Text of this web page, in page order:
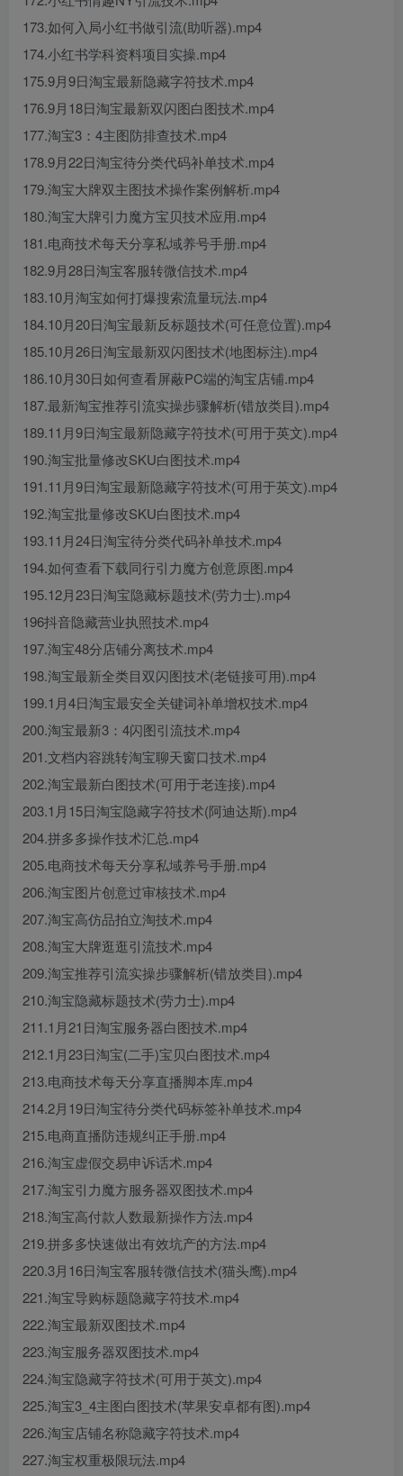
173.如何入局小红书做引流(助听器).mp4
174.小红书学科资料项目实操.mp4
175.9月9日淘宝最新隐藏字符技术.mp4
176.9月18日淘宝最新双闪图白图技术.mp4
177.淘宝3：4主图防排查技术.mp4
178.9月22日淘宝待分类代码补单技术.mp4
179.淘宝大牌双主图技术操作案例解析.mp4
180.淘宝大牌引力魔方宝贝技术应用.mp4
181.电商技术每天分享私域养号手册.mp4
182.9月28日淘宝客服转微信技术.mp4
183.10月淘宝如何打爆搜索流量玩法.mp4
184.10月20日淘宝最新反标题技术(可任意位置).mp4
185.10月26日淘宝最新双闪图技术(地图标注).mp4
186.10月30日如何查看屏蔽PC端的淘宝店铺.mp4
187.最新淘宝推荐引流实操步骤解析(错放类目).mp4
189.11月9日淘宝最新隐藏字符技术(可用于英文).mp4
190.淘宝批量修改SKU白图技术.mp4
191.11月9日淘宝最新隐藏字符技术(可用于英文).mp4
192.淘宝批量修改SKU白图技术.mp4
193.11月24日淘宝待分类代码补单技术.mp4
194.如何查看下载同行引力魔方创意原图.mp4
195.12月23日淘宝隐藏标题技术(劳力士).mp4
196抖音隐藏营业执照技术.mp4
197.淘宝48分店铺分离技术.mp4
198.淘宝最新全类目双闪图技术(老链接可用).mp4
199.1月4日淘宝最安全关键词补单增权技术.mp4
200.淘宝最新3：4闪图引流技术.mp4
201.文档内容跳转淘宝聊天窗口技术.mp4
202.淘宝最新白图技术(可用于老连接).mp4
203.1月15日淘宝隐藏字符技术(阿迪达斯).mp4
204.拼多多操作技术汇总.mp4
205.电商技术每天分享私域养号手册.mp4
206.淘宝图片创意过审核技术.mp4
207.淘宝高仿品拍立淘技术.mp4
208.淘宝大牌逛逛引流技术.mp4
209.淘宝推荐引流实操步骤解析(错放类目).mp4
210.淘宝隐藏标题技术(劳力士).mp4
211.1月21日淘宝服务器白图技术.mp4
212.1月23日淘宝(二手)宝贝白图技术.mp4
213.电商技术每天分享直播脚本库.mp4
214.2月19日淘宝待分类代码标签补单技术.mp4
215.电商直播防违规纠正手册.mp4
216.淘宝虚假交易申诉话术.mp4
217.淘宝引力魔方服务器双图技术.mp4
218.淘宝高付款人数最新操作方法.mp4
219.拼多多快速做出有效坑产的方法.mp4
220.3月16日淘宝客服转微信技术(猫头鹰).mp4
221.淘宝导购标题隐藏字符技术.mp4
222.淘宝最新双图技术.mp4
223.淘宝服务器双图技术.mp4
224.淘宝隐藏字符技术(可用于英文).mp4
225.淘宝3_4主图白图技术(苹果安卓都有图).mp4
226.淘宝店铺名称隐藏字符技术.mp4
227.淘宝权重极限玩法.mp4